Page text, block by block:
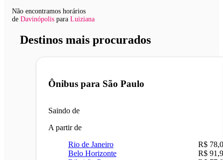
Não encontramos horários
de Davinópolis para Luiziana
Destinos mais procurados
Ônibus para São Paulo
Saindo de
A partir de
Rio de Janeiro
R$
Belo Horizonte
R$